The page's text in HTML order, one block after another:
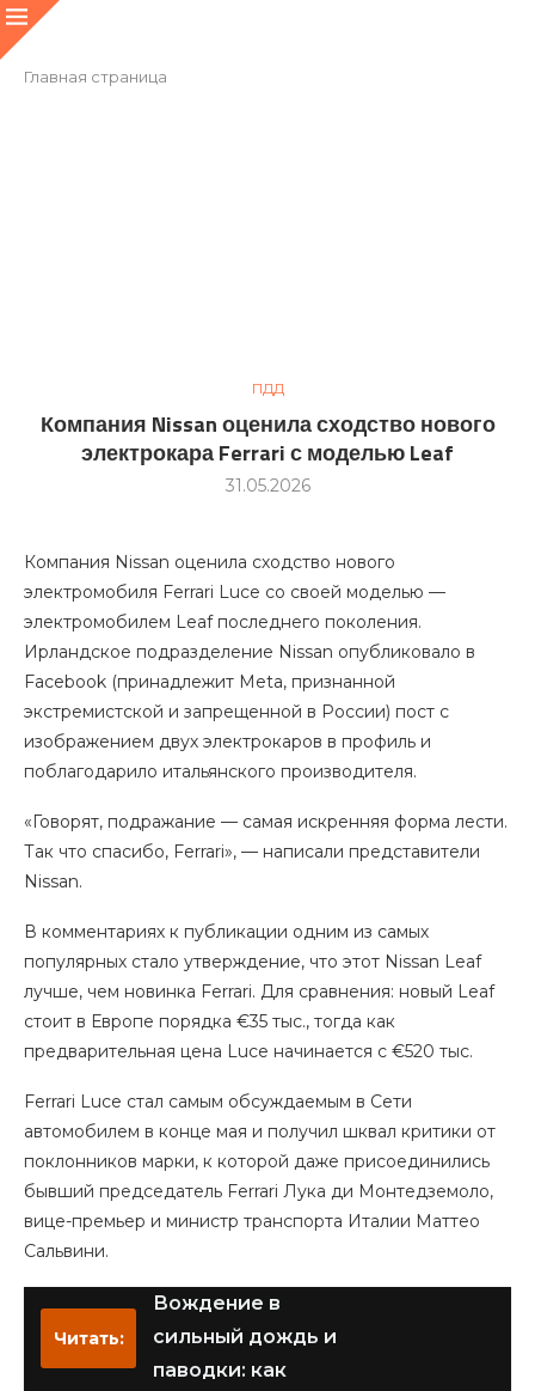
Главная страница
ПДД
Компания Nissan оценила сходство нового
электрокара Ferrari с моделью Leaf
31.05.2026
Компания Nissan оценила сходство нового
электромобиля Ferrari Luce со своей моделью —
электромобилем Leaf последнего поколения.
Ирландское подразделение Nissan опубликовало в
Facebook (принадлежит Meta, признанной
экстремистской и запрещенной в России) пост с
изображением двух электрокаров в профиль и
поблагодарило итальянского производителя.
«Говорят, подражание — самая искренняя форма лести.
Так что спасибо, Ferrari», — написали представители
Nissan.
В комментариях к публикации одним из самых
популярных стало утверждение, что этот Nissan Leaf
лучше, чем новинка Ferrari. Для сравнения: новый Leaf
стоит в Европе порядка €35 тыс., тогда как
предварительная цена Luce начинается с €520 тыс.
Ferrari Luce стал самым обсуждаемым в Сети
автомобилем в конце мая и получил шквал критики от
поклонников марки, к которой даже присоединились
бывший председатель Ferrari Лука ди Монтедземоло,
вице-премьер и министр транспорта Италии Маттео
Сальвини.
Читать:
Вождение в
сильный дождь и
паводки: как